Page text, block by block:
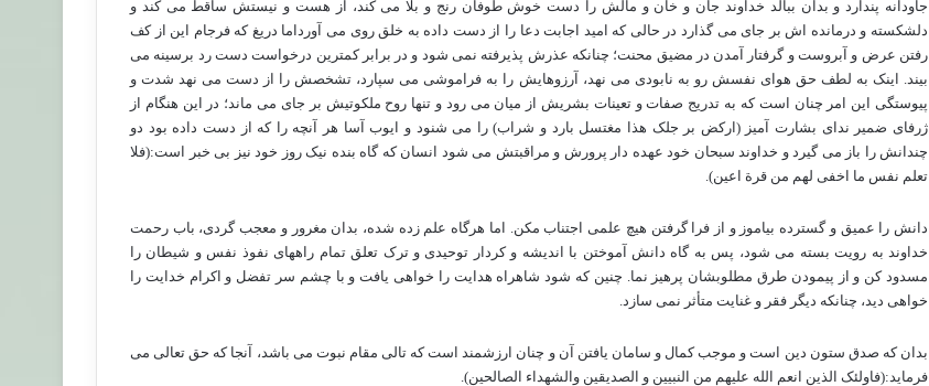
جاودانه پندارد و بدان ببالد خداوند جان و خان و مالش را دست خوش طوفان رنج و بلا می کند، از هست و نیستش ساقط می کند و
دلشکسته و درمانده اش بر جای می گذارد در حالی که امید اجابت دعا را از دست داده به خلق روی می آورداما دریغ که فرجام این از کف
رفتن عرض و آبروست و گرفتار آمدن در مضیق محنت؛ چنانکه عذرش پذیرفته نمی شود و در برابر کمترین درخواست دست رد برسینه می
بیند. اینک به لطف حق هوای نفسش رو به نابودی می نهد، آرزوهایش را به فراموشی می سپارد، تشخصش را از دست می نهد شدت و
پیوستگی این امر چنان است که به تدریج صفات و تعینات بشریش از میان می رود و تنها روح ملکوتیش بر جای می ماند؛ در این هنگام از
ژرفای ضمیر ندای بشارت آمیز (ارکض بر جلک هذا مغتسل بارد و شراب) را می شنود و ایوب آسا هر آنچه را که از دست داده بود دو
چندانش را باز می گیرد و خداوند سبحان خود عهده دار پرورش و مراقبتش می شود انسان که گاه بنده نیک روز خود نیز بی خبر است:(فلا
تعلم نفس ما اخفی لهم من قرة اعین).
دانش را عمیق و گسترده بیاموز و از فرا گرفتن هیچ علمی اجتناب مکن. اما هرگاه علم زده شده، بدان مغرور و معجب گردی، باب رحمت
خداوند به رویت بسته می شود، پس به گاه دانش آموختن با اندیشه و کردار توحیدی و ترک تعلق تمام راههای نفوذ نفس و شیطان را
مسدود کن و از پیمودن طرق مطلوبشان پرهیز نما. چنین که شود شاهراه هدایت را خواهی یافت و با چشم سر تفضل و اکرام خدایت را
خواهی دید، چنانکه دیگر فقر و غنایت متأثر نمی سازد.
بدان که صدق ستون دین است و موجب کمال و سامان یافتن آن و چنان ارزشمند است که تالی مقام نبوت می باشد، آنجا که حق تعالی می
فرماید:(فاولئک الذین انعم الله علیهم من النبیین و الصدیقین والشهداء الصالحین).